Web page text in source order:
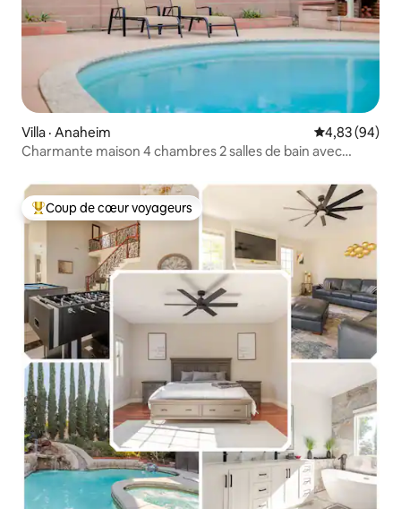
Villa · Anaheim Note
4,83 (94)
Charmante maison 4 chambres 2 salles de bain avec
Coup de cœur voyageurs parmi les plus aimés
Coup de cœur voyageurs